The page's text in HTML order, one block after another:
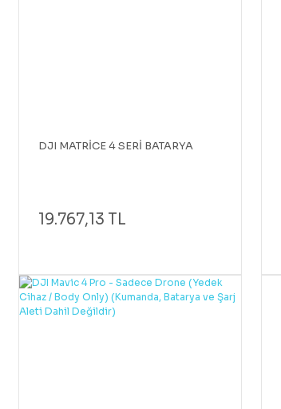
DJI MATRİCE 4 SERİ BATARYA
19.767,13 TL